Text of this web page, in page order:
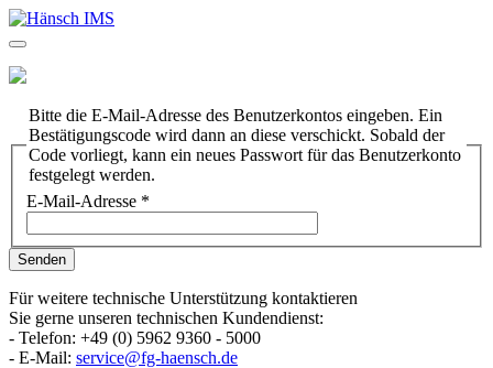
Bitte die E-Mail-Adresse des Benutzerkontos eingeben. Ein
Bestätigungscode wird dann an diese verschickt. Sobald der
Code vorliegt, kann ein neues Passwort für das Benutzerkonto
festgelegt werden.
E-Mail-Adresse *
Senden
Für weitere technische Unterstützung kontaktieren
Sie gerne unseren technischen Kundendienst:
- Telefon: +49 (0) 5962 9360 - 5000
- E-Mail: service@fg-haensch.de